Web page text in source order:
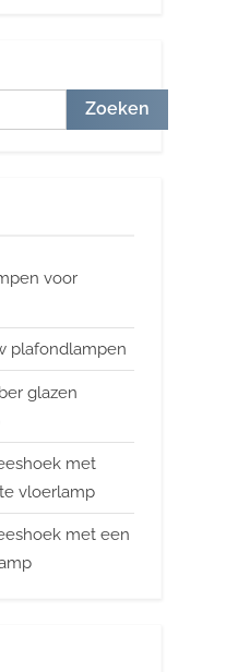
Zoeken
voor
plafondlampen
glazen
met
vloerlamp
met een